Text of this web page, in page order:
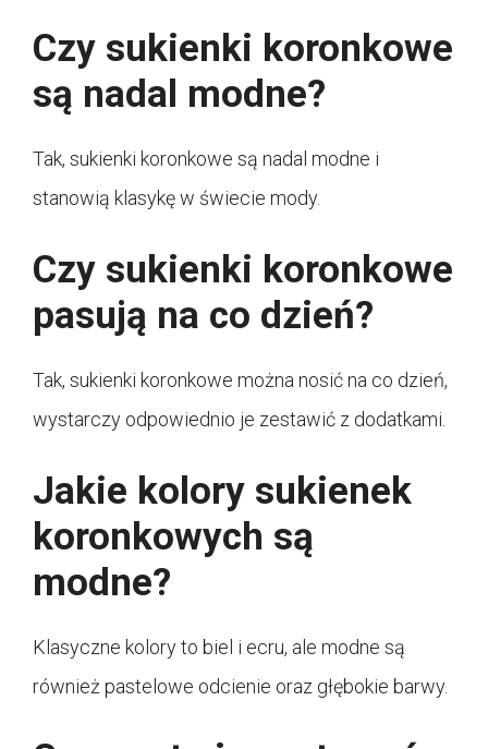
Czy sukienki koronkowe
są nadal modne?
Tak, sukienki koronkowe są nadal modne i
stanowią klasykę w świecie mody.
Czy sukienki koronkowe
pasują na co dzień?
Tak, sukienki koronkowe można nosić na co dzień,
wystarczy odpowiednio je zestawić z dodatkami.
Jakie kolory sukienek
koronkowych są
modne?
Klasyczne kolory to biel i ecru, ale modne są
również pastelowe odcienie oraz głębokie barwy.